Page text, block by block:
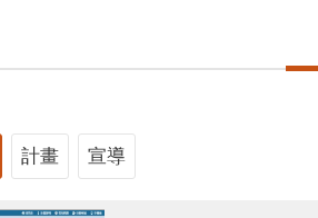
計畫 宣導